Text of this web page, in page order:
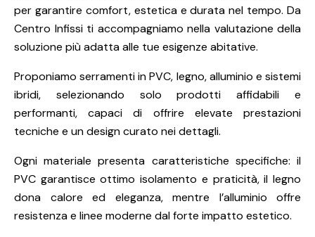
per garantire comfort, estetica e durata nel tempo. Da
Centro Infissi ti accompagniamo nella valutazione della
soluzione più adatta alle tue esigenze abitative.
Proponiamo serramenti in PVC, legno, alluminio e sistemi
ibridi, selezionando solo prodotti affidabili e
performanti, capaci di offrire elevate prestazioni
tecniche e un design curato nei dettagli.
Ogni materiale presenta caratteristiche specifiche: il
PVC garantisce ottimo isolamento e praticità, il legno
dona calore ed eleganza, mentre l’alluminio offre
resistenza e linee moderne dal forte impatto estetico.